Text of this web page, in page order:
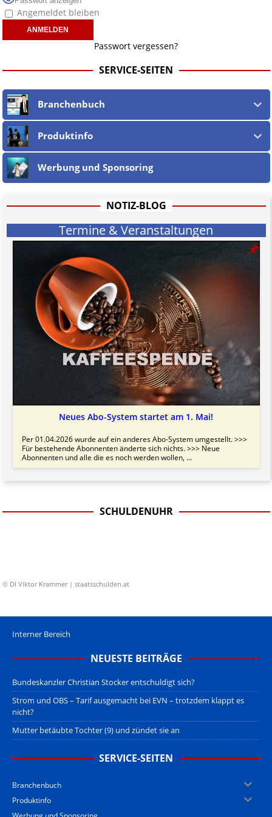
- " Quelle wird teilweise genannt, aber aus rechtlichen Gründen (§ 17 ECG)
nicht verlinkt" bedeutet, dass die Quelle zwar genannt wird oder werden
musste, wir aber aufgrund der nicht möglichen Prüfung auf rechtliche
Korrektheit, Wahrheit des externen Inhalts keinen Link setzen.
nicht verantwortlich für die Offenlegung persönlicher
Daten beteiligter jur. wie phys. Personen
Webseiten, sowie in den URLs und deren Linktext.
Ebenso teilen wir nicht zwingend deren Ansichten, sondern machen die
Unschuldsvermutung
für alle jur. wie phys. Personen und alle
Vorwürfe gegen jene geltend. Dies gilt insbesondere für die eigene
Berichterstattung, welche nach demöst. Mediengesetzerfolgt, soweit
wir als Nicht-Juristen dieses verstehen.
Wir stehen nicht in (ge)werblichen Zusammenhang mit uo. zu den
Betreibern der verlinkten Webseiten.
Etwaige Empfehlungen in diesem Bericht sind
Der Begriff "
rechtlich fragwürdigen) Abmahnungen leben und soll keine
gesetzlich verankerter Regeln tun.
Jener Disclaimer soll sich nicht über gültiges Recht hinwegsetzen und
hat aufgrund der nicht Vertrags-gebundenen Wirksamkeit hpts.
informativen Charakter.
Bitte beachten Sie in dem Zusammenhang auch unsere
AGB
Angemeldet bleiben
Passwort vergessen?
SERVICE-SEITEN
Branchenbuch
Produktinfo
Werbung und Sponsoring
NOTIZ-BLOG
Termine & Veranstaltungen
Neues Abo-System startet am 1. Mai!
Per 01.04.2026 wurde auf ein anderes Abo-System umgestellt. >>>
Für bestehende Abonnenten änderte sich nichts. >>> Neue
Abonnenten und alle die es noch werden wollen, ...
SCHULDENUHR
© DI Viktor Krammer | staatsschulden.at
Interner Bereich
NEUESTE BEITRÄGE
Bundeskanzler Christian Stocker entschuldigt sich?
Strom und OBS – Tarif ausgemacht bei EVN – trotzdem klappt es
nicht?
Mutter betäubte Tochter (9) und zündet sie an
SERVICE-SEITEN
Branchenbuch
Produktinfo